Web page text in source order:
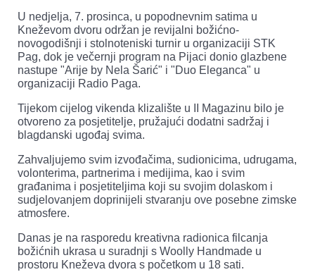
U nedjelja, 7. prosinca, u popodnevnim satima u
Kneževom dvoru održan je revijalni božićno-
novogodišnji i stolnoteniski turnir u organizaciji STK
Pag, dok je večernji program na Pijaci donio glazbene
nastupe "Arije by Nela Šarić" i "Duo Eleganca" u
organizaciji Radio Paga.
Tijekom cijelog vikenda klizalište u II Magazinu bilo je
otvoreno za posjetitelje, pružajući dodatni sadržaj i
blagdanski ugođaj svima.
Zahvaljujemo svim izvođačima, sudionicima, udrugama,
volonterima, partnerima i medijima, kao i svim
građanima i posjetiteljima koji su svojim dolaskom i
sudjelovanjem doprinijeli stvaranju ove posebne zimske
atmosfere.
Danas je na rasporedu kreativna radionica filcanja
božićnih ukrasa u suradnji s Woolly Handmade u
prostoru Kneževa dvora s početkom u 18 sati.